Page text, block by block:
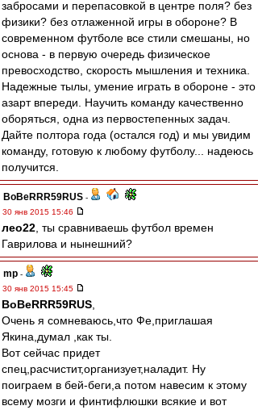
забросами и перепасовкой в центре поля? без
физики? без отлаженной игры в обороне? В
современном футболе все стили смешаны, но
основа - в первую очередь физическое
превосходство, скорость мышления и техника.
Надежные тылы, умение играть в обороне - это
азарт впереди. Научить команду качественно
оборяться, одна из первостепенных задач.
Дайте полтора года (остался год) и мы увидим
команду, готовую к любому футболу... надеюсь
получится.
BoBeRRR59RUS -
30 янв 2015 15:46
лео22 , ты сравниваешь футбол времен
Гаврилова и нынешний?
mp -
30 янв 2015 15:45
BoBeRRR59RUS
Очень я сомневаюсь,что Фе,приглашая
Якина,думал ,как ты.
Вот сейчас придет
спец,расчистит,организует,наладит. Ну
поиграем в бей-беги,а потом навесим к этому
всему мозги и финтифлюшки всякие и вот